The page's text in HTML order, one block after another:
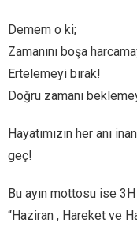
Demem o ki;
Zamanını boşa
Ertelemeyi bırak!
Doğru zamanı
Hayatımızın her anı
geç!
Bu ayın mottosu ise
“Haziran , Hareket ve